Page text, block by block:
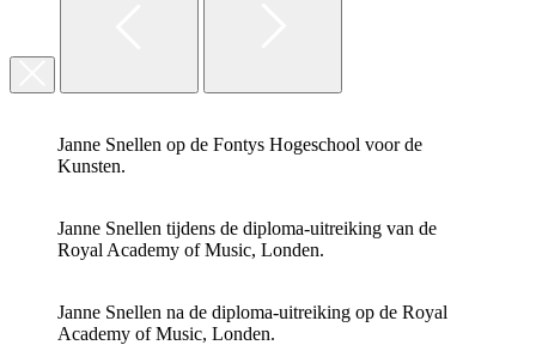
Janne Snellen op de Fontys Hogeschool voor de
Kunsten.
Janne Snellen tijdens de diploma-uitreiking van de
Royal Academy of Music, Londen.
Janne Snellen na de diploma-uitreiking op de Royal
Academy of Music, Londen.